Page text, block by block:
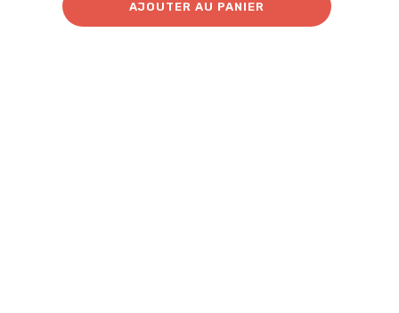
AJOUTER AU PANIER